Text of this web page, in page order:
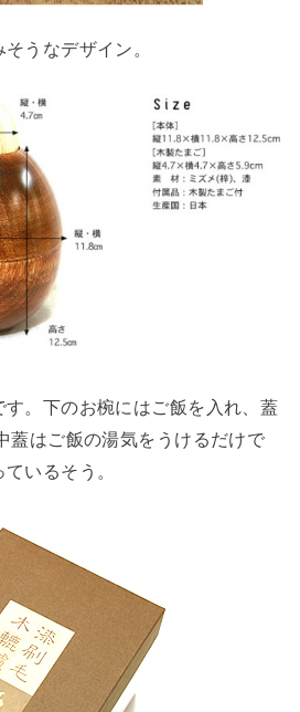
うなデザイン。
。下のお椀にはご飯を入れ、蓋
蓋はご飯の湯気をうけるだけで
いるそう。